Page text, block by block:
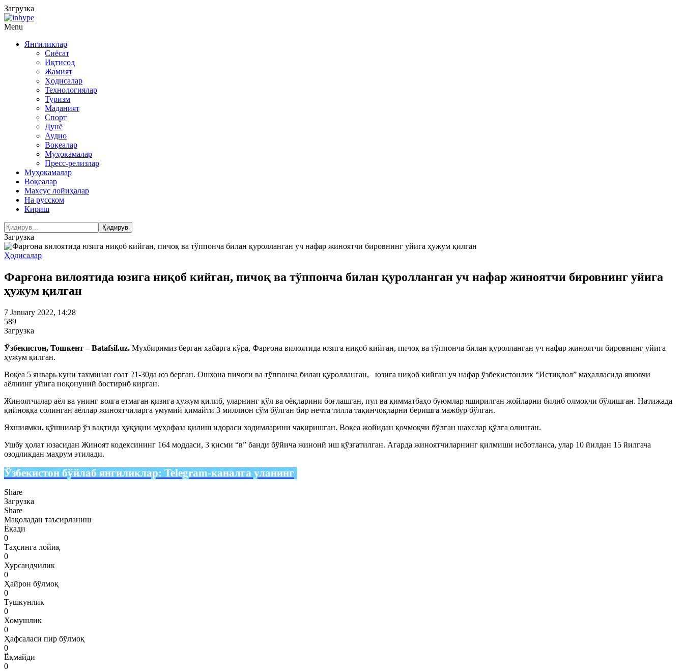
Загрузка
Menu
Янгиликлар
Сиёсат
Иқтисод
Жамият
Ҳодисалар
Технологиялар
Туризм
Маданият
Спорт
Дунё
Аудио
Воқеалар
Муҳокамалар
Пресс-релизлар
Муҳокамалар
Воқеалар
Махсус лойиҳалар
На русском
Кириш
Загрузка
Ҳодисалар
Фарғона вилоятида юзига ниқоб кийган, пичоқ ва тўппонча билан қуролланган уч нафар жиноятчи бировнинг уйига
ҳужум қилган
7 January 2022, 14:28
589
Загрузка
Ўзбекистон, Тошкент – Batafsil.uz. Мухбиримиз берган хабарга кўра, Фарғона вилоятида юзига ниқоб кийган, пичоқ ва тўппонча билан қуролланган уч нафар жиноятчи бировнинг уйига
ҳужум қилган.
Воқеа 5 январь куни тахминан соат 21-30да юз берган. Ошхона пичоғи ва тўппонча билан қуролланган, юзига ниқоб кийган уч нафар ўзбекистонлик “Истиқлол” маҳалласида яшовчи
аёлнинг уйига ноқонуний бостириб кирган.
Жиноятчилар аёл ва унинг вояга етмаган қизига ҳужум қилиб, уларнинг қўл ва оёқларини боғлашган, пул ва қимматбаҳо буюмлар яширилган жойларни билиб олмоқчи бўлишган. Натижада
қийноққа солинган аёллар жиноятчиларга умумий қимайти 3 миллион сўм бўлган бир нечта тилла тақинчоқларни беришга мажбур бўлган.
Яхшиямки, қўшнилар ўз вақтида ҳуқуқни муҳофаза қилиш идораси ходимларини чақиришган. Воқеа жойидан қочмоқчи бўлган шахслар қўлга олинган.
Ушбу ҳолат юзасидан Жиноят кодексининг 164 моддаси, 3 қисми “в” банди бўйича жиноий иш қўзғатилган. Агарда жиноятчиларнинг қилмиши исботланса, улар 10 йилдан 15 йилгача
озодликдан маҳрум этилади.
Ўзбекистон бўйлаб янгиликлар: Telegram-каналга уланинг
Share
Загрузка
Share
Мақоладан таъсирланиш
Ёқади
0
Таҳсинга лойиқ
0
Хурсандчилик
0
Ҳайрон бўлмоқ
0
Тушкунлик
0
Хомушлик
0
Ҳафсаласи пир бўлмоқ
0
Ёқмайди
0